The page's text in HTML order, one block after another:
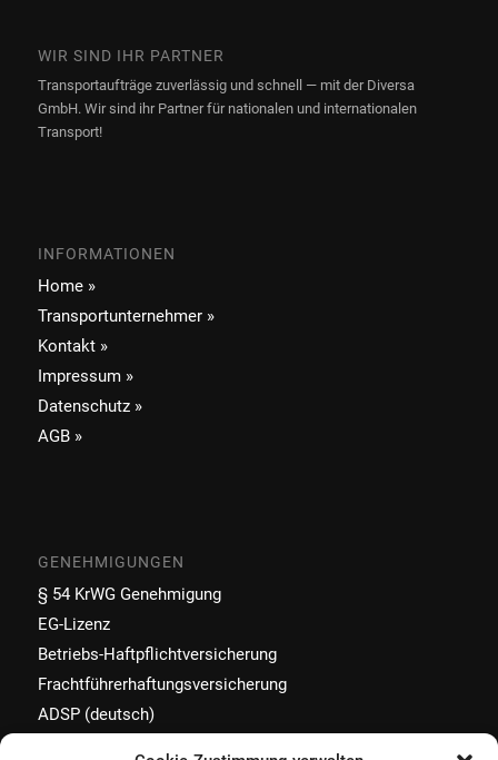
WIR SIND IHR PARTNER
Transportaufträge zuverlässig und schnell — mit der Diversa
GmbH. Wir sind ihr Partner für nationalen und internationalen
Transport!
INFORMATIONEN
Home »
Transportunternehmer »
Kontakt »
Impressum »
Datenschutz »
AGB »
GENEHMIGUNGEN
§ 54 KrWG Genehmigung
EG-Lizenz
Betriebs-Haftpflichtversicherung
Frachtführerhaftungsversicherung
ADSP (deutsch)